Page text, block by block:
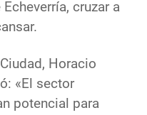
cruzar a
Horacio
«El sector
potencial para